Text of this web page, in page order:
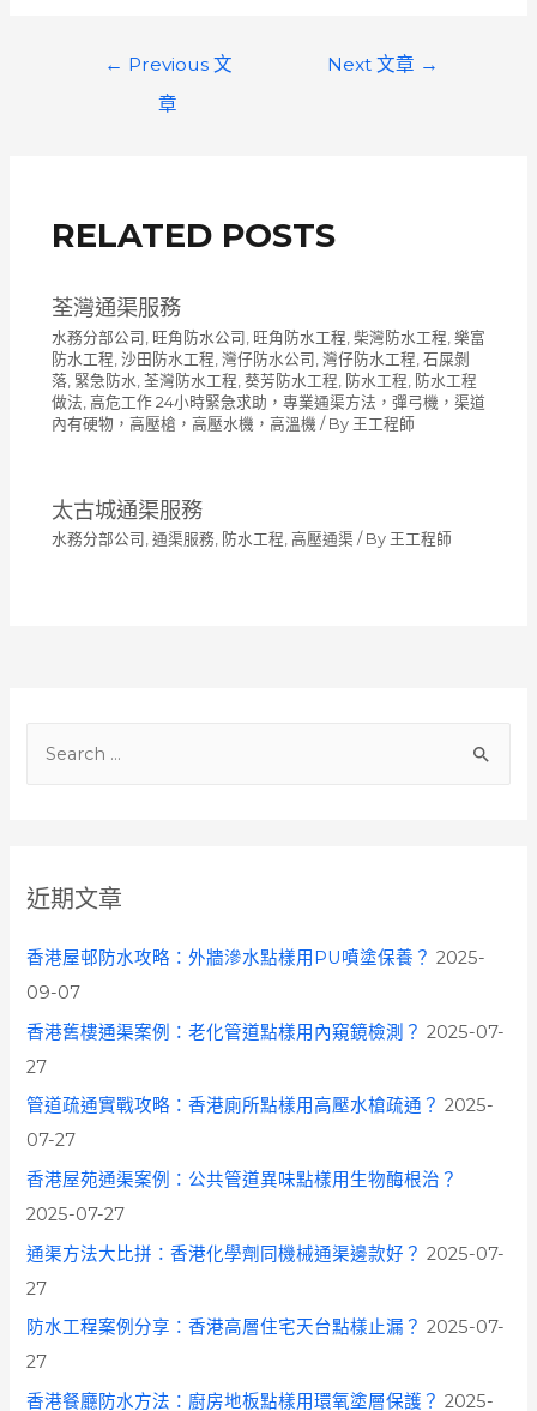
h
f
o
近期文章
香港屋邨防水攻略：外牆滲水點樣用PU噴塗保養？ 2025-
09-07
香港舊樓通渠案例：老化管道點樣用內窺鏡檢測？ 2025-07-
27
管道疏通實戰攻略：香港廁所點樣用高壓水槍疏通？ 2025-
07-27
香港屋苑通渠案例：公共管道異味點樣用生物酶根治？
2025-07-27
通渠方法大比拼：香港化學劑同機械通渠邊款好？ 2025-07-
27
防水工程案例分享：香港高層住宅天台點樣止漏？ 2025-07-
27
香港餐廳防水方法：廚房地板點樣用環氧塗層保護？ 2025-
← Previous 文
章
Next 文章 →
RELATED POSTS
荃灣通渠服務
水務分部公司 旺角防水公司 旺角防水工程 柴灣防水工程 樂富
防水工程 沙田防水工程 灣仔防水公司 灣仔防水工程 石屎剝
落, 緊急防水 荃灣防水工程 葵芳防水工程 防水工程 防水工程
做法 高危工作 24小時緊急求助，專業通渠方法，彈弓機，渠道
內有硬物，高壓槍，高壓水機，高溫機 / By 王工程師
太古城通渠服務
水務分部公司 , 通渠服務, 防水工程, 高壓通渠 / By 王工程師